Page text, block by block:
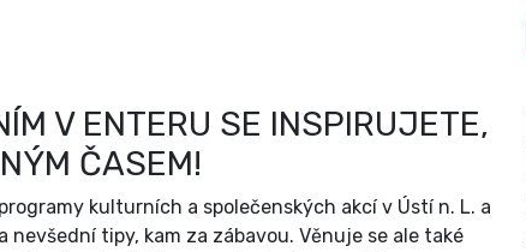
V ENTERU SE INSPIRUJETE,
ČASEM!
kulturních a společenských akcí v Ústí n. L. a
nevšední tipy, kam za zábavou. Věnuje se ale také